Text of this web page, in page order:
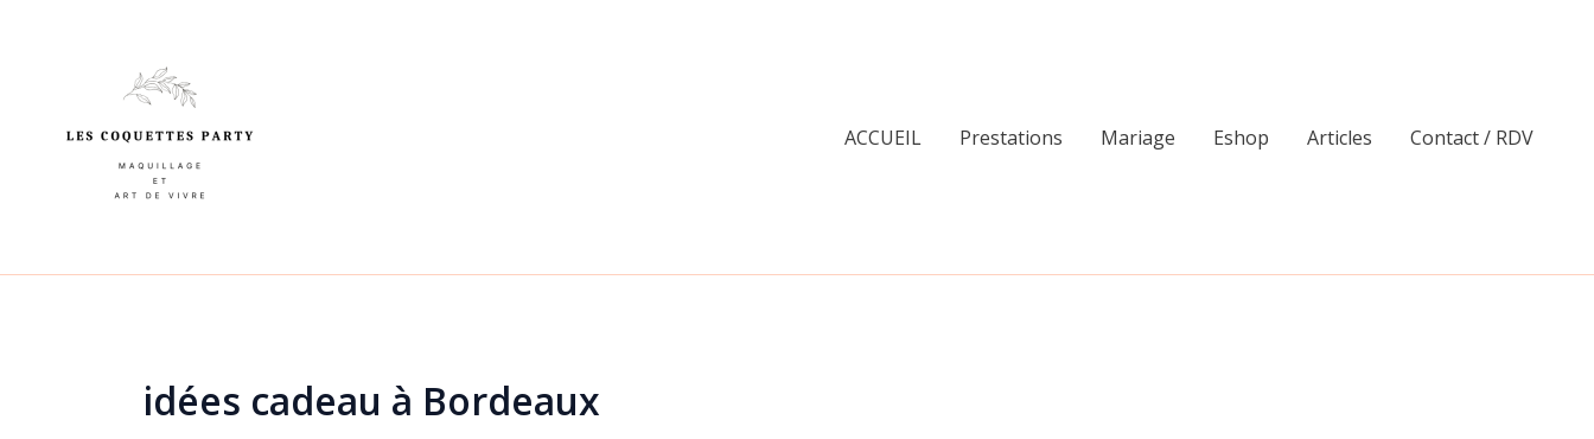
ACCUEIL Prestations Mariage Eshop Articles Contact / RDV
idées cadeau à Bordeaux